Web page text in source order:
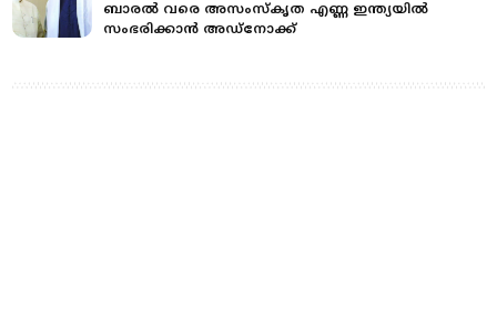
ബാരൽ വരെ അസംസ്‌കൃത എണ്ണ ഇന്ത്യയില്‍
സംഭരിക്കാന്‍ അഡ്നോക്ക്